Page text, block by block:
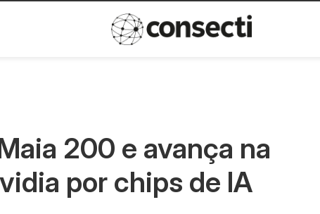
Política de
200 e avança na
por chips de IA